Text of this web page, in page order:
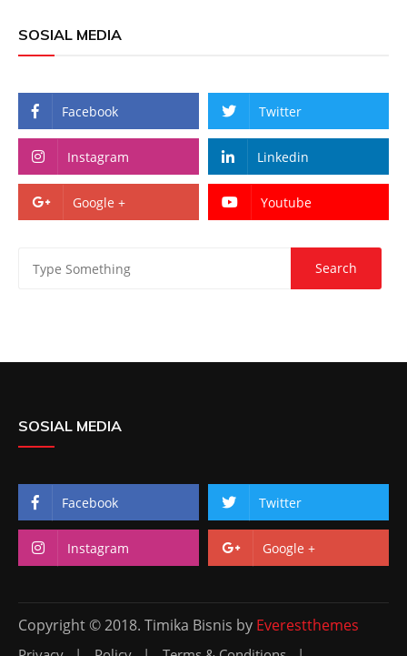
SOSIAL MEDIA
Facebook Twitter
Instagram Linkedin
Google + Youtube
SOSIAL MEDIA
Facebook Twitter
Instagram Google +
Copyright © 2018. Timika Bisnis by Everestthemes